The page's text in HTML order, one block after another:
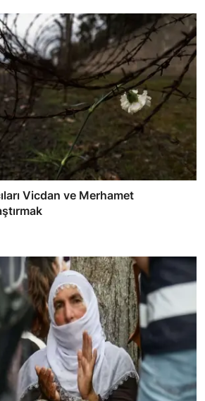
Vicdan ve Merhamet